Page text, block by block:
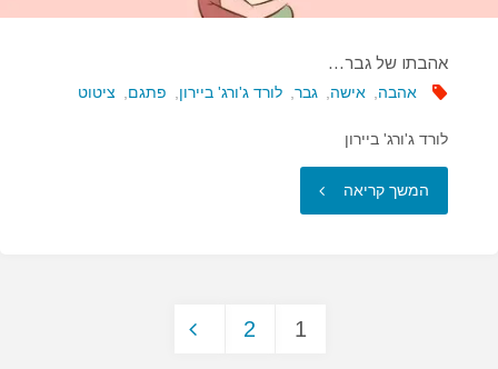
אהבתו של גבר…
אהבה אישה גבר לורד ג'ורג' ביירון פתגם ציטוט
לורד ג'ורג' ביירון
המשך קריאה "אהבתו
1
2